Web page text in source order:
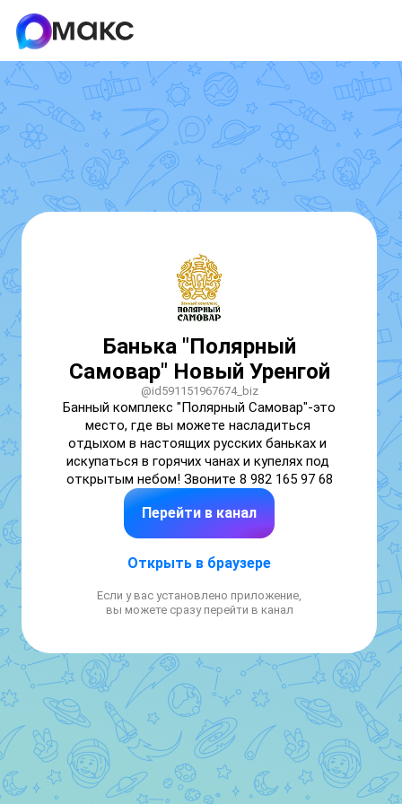
Банька "Полярный
Самовар" Новый Уренгой
@id591151967674_biz
Банный комплекс "Полярный Самовар"-это
место, где вы можете насладиться
отдыхом в настоящих русских баньках и
искупаться в горячих чанах и купелях под
открытым небом! Звоните 8 982 165 97 68
Перейти в канал
Открыть в браузере
Если у вас установлено приложение,
вы можете сразу перейти в канал